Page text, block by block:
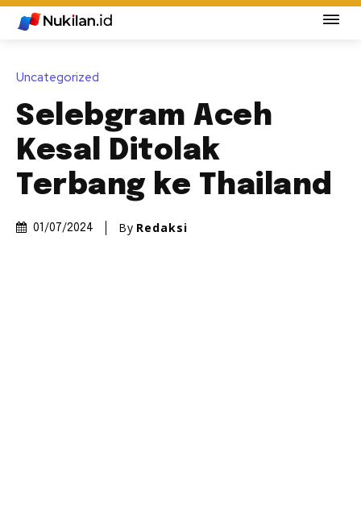
Uncategorized
Selebgram Aceh
Kesal Ditolak
Terbang ke Thailand
01/07/2024 By Redaksi